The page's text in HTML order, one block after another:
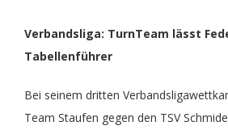
Dance
Aktuelles
Kooperation Ebersbacher
Geschichte TVB
Kontakt & Anfahrt
Verbandsliga: TurnTeam lässt
Tabellenführer
Bei seinem dritten
Team Staufen gegen den TSV